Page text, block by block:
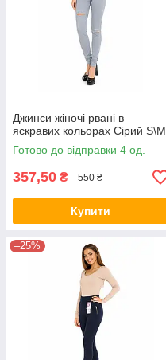
Джинси жіночі рвані в
яскравих кольорах Сірий S\M
Готово до відправки 4 од.
357,50 ₴ 550 ₴
Купити
–25%